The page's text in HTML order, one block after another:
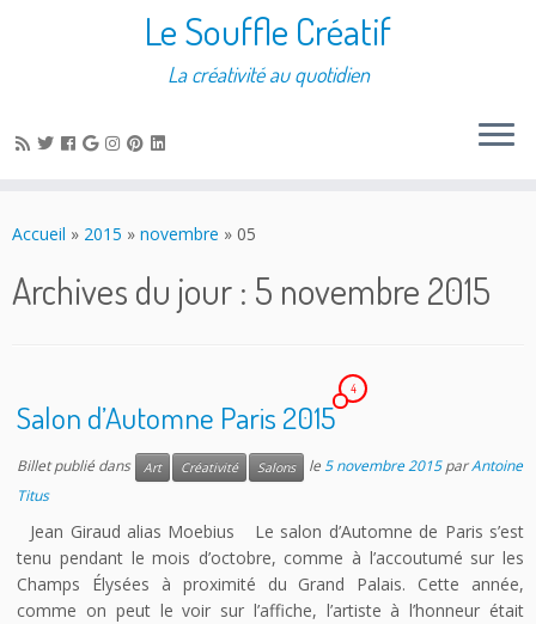
Le Souffle Créatif
La créativité au quotidien
Accueil » 2015 » novembre » 05
Archives du jour : 5 novembre 2015
Salon d’Automne Paris 2015
4
Billet publié dans Art Créativité Salons le 5 novembre 2015 parAntoine
Titus
Jean Giraud alias Moebius Le salon d’Automne de Paris s’est
tenu pendant le mois d’octobre, comme à l’accoutumé sur les
Champs Élysées à proximité du Grand Palais. Cette année,
comme on peut le voir sur l’affiche, l’artiste à l’honneur était